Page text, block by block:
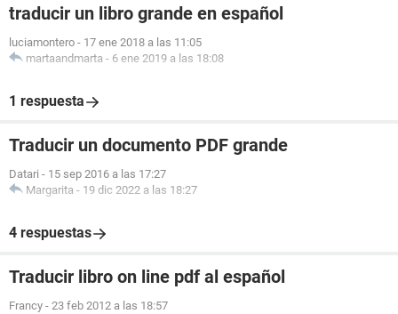
traducir un libro grande en español
luciamontero - 17 ene 2018 a las 11:05
martaandmarta - 6 ene 2019 a las 18:08
1 respuesta
Traducir un documento PDF grande
Datari - 15 sep 2016 a las 17:27
Margarita - 19 dic 2022 a las 18:27
4 respuestas
Traducir libro on line pdf al español
Francy - 23 feb 2012 a las 18:57